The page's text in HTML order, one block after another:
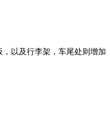
以及行李架，车尾处则增加